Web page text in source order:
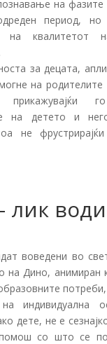
на фазите
период,
на квалитетот
за децата,
на родителите
го
на детето и
не
лик
воведени во
на Дино, анимиран
потреби,
индивидуална
дете, не е
со што се